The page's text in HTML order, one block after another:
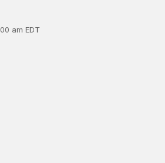
am EDT
Toward an ecology of